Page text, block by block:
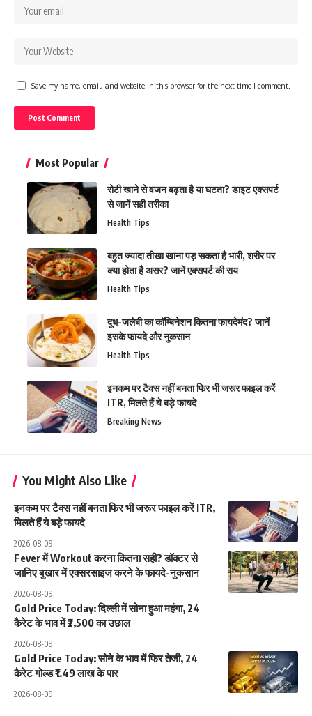
Save my name, email, and website in this browser for the next time I comment.
Most Popular
रोटी खाने से वजन बढ़ता है या घटता? डाइट एक्सपर्ट
से जानें सही तरीका
Health Tips
बहुत ज्यादा तीखा खाना पड़ सकता है भारी, शरीर पर
क्या होता है असर? जानें एक्सपर्ट की राय
Health Tips
दूध-जलेबी का कॉम्बिनेशन कितना फायदेमंद? जानें
इसके फायदे और नुकसान
Health Tips
इनकम पर टैक्स नहीं बनता फिर भी जरूर फाइल करें
ITR, मिलते हैं ये बड़े फायदे
Breaking News
You Might Also Like
इनकम पर टैक्स नहीं बनता फिर भी जरूर फाइल करें ITR,
मिलते हैं ये बड़े फायदे
2026-08-09
Fever में Workout करना कितना सही? डॉक्टर से
जानिए बुखार में एक्सरसाइज करने के फायदे-नुकसान
2026-08-09
Gold Price Today: दिल्ली में सोना हुआ महंगा, 24
कैरेट के भाव में ₹2,500 का उछाल
2026-08-09
Gold Price Today: सोने के भाव में फिर तेजी, 24
कैरेट गोल्ड ₹1.49 लाख के पार
2026-08-09